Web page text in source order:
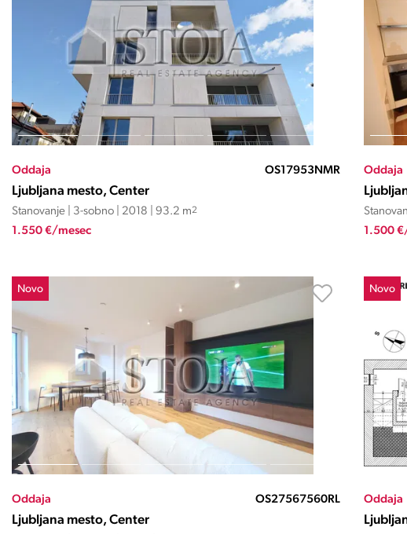
Oddaja OS17953NMR
Ljubljana mesto, Center
Stanovanje | 3-sobno | 2018 | 93.2 m2
1.550 €/mesec
Oddaja
1.500
Novo
Oddaja OS27567560RL
Ljubljana mesto, Center
Novo
Oddaja